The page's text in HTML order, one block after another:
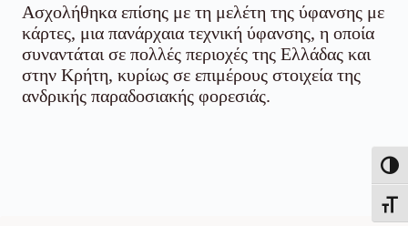
Ασχολήθηκα επίσης με τη μελέτη της ύφανσης με
κάρτες, μια πανάρχαια τεχνική ύφανσης, η οποία
συναντάται σε πολλές περιοχές της Ελλάδας και
στην Κρήτη, κυρίως σε επιμέρους στοιχεία της
ανδρικής παραδοσιακής φορεσιάς.